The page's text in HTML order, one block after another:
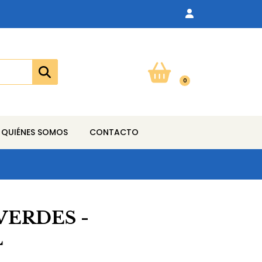
0
QUIÉNES SOMOS CONTACTO
-